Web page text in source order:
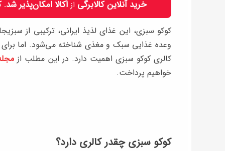
خرید آنلاین کالابرگی ازاُکالا امکان‌پذیر
کوکو سبزی، این غذای لذیذ ایرانی، ترکیبی از
وعده غذایی سبک و مغذی شناخته می‌شود. اما برای
کالری کوکو سبزی اهمیت دارد. در این مطلب از
خواهیم پرداخت.
کوکو سبزی چقدر کالری دارد؟